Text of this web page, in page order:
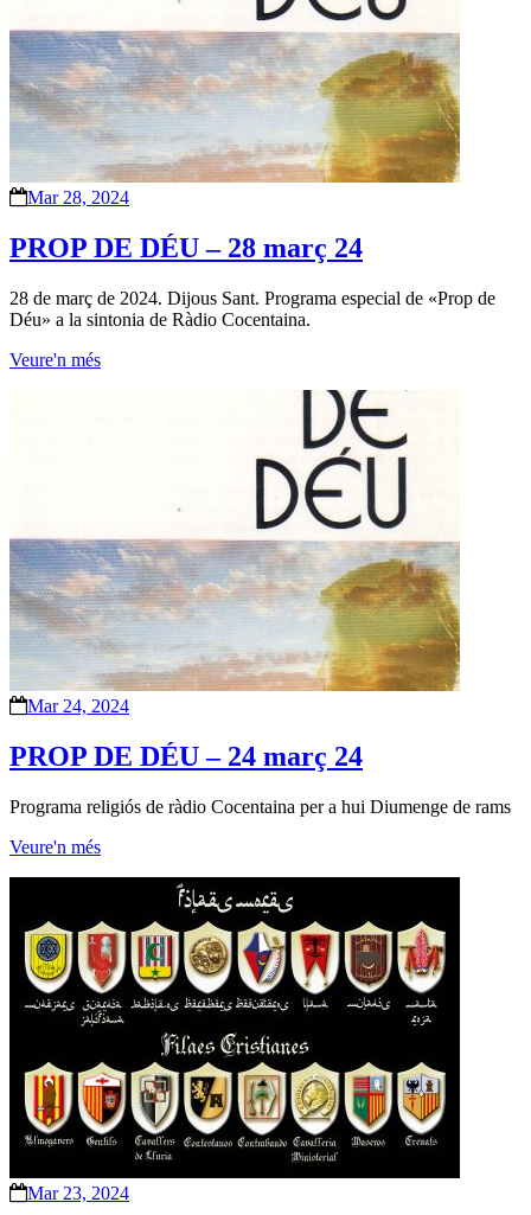
Mar 28, 2024
PROP DE DÉU – 28 març 24
28 de març de 2024. Dijous Sant. Programa especial de «Prop de
Déu» a la sintonia de Ràdio Cocentaina.
Veure'n més
Mar 24, 2024
PROP DE DÉU – 24 març 24
Programa religiós de ràdio Cocentaina per a hui Diumenge de rams
Veure'n més
Mar 23, 2024